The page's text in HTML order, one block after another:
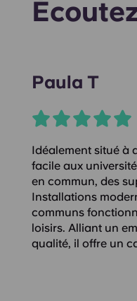
Paula T
Idéalement situé à
facile aux
en commun, des
Installations
communs
loisirs. Alliant un
qualité, il offre un